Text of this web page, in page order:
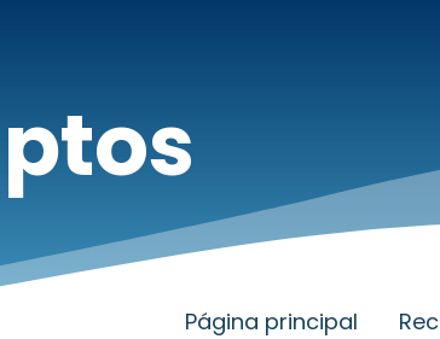
Página principal